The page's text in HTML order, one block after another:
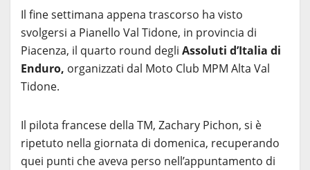
Il fine settimana appena trascorso ha visto
svolgersi a Pianello Val Tidone, in provincia di
Piacenza, il quarto round degli Assoluti d’Italia di
Enduro, organizzati dal Moto Club MPM Alta Val
Tidone.
Il pilota francese della TM, Zachary Pichon, si è
ripetuto nella giornata di domenica, recuperando
quei punti che aveva perso nell’appuntamento di